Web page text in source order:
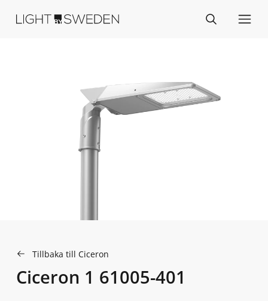
Tillbaka till Ciceron
Ciceron 1 61005-401